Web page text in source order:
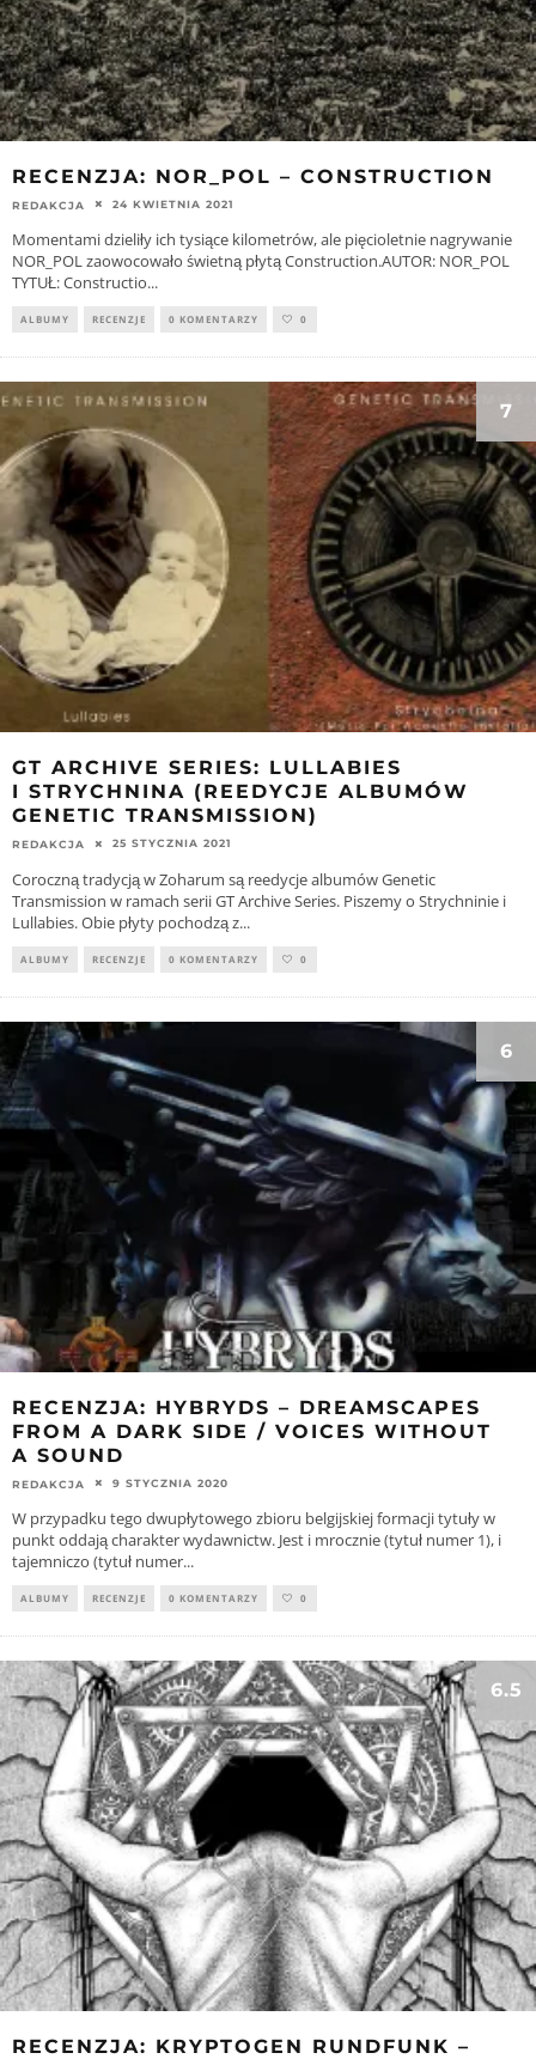
RECENZJA: NOR_POL – CONSTRUCTION
REDAKCJA 24 KWIETNIA 2021
Momentami dzieliły ich tysiące kilometrów, ale pięcioletnie nagrywanie
NOR_POL zaowocowało świetną płytą Construction.AUTOR: NOR_POL
TYTUŁ: Constructio...
ALBUMY RECENZJE 0 KOMENTARZY 0
7
GT ARCHIVE SERIES: LULLABIES
I STRYCHNINA (REEDYCJE ALBUMÓW
GENETIC TRANSMISSION)
REDAKCJA 25 STYCZNIA 2021
Coroczną tradycją w Zoharum są reedycje albumów Genetic
Transmission w ramach serii GT Archive Series. Piszemy o Strychninie i
Lullabies. Obie płyty pochodzą z...
ALBUMY RECENZJE 0 KOMENTARZY 0
6
RECENZJA: HYBRYDS – DREAMSCAPES
FROM A DARK SIDE / VOICES WITHOUT
A SOUND
REDAKCJA 9 STYCZNIA 2020
W przypadku tego dwupłytowego zbioru belgijskiej formacji tytuły w
punkt oddają charakter wydawnictw. Jest i mrocznie (tytuł numer 1), i
tajemniczo (tytuł numer...
ALBUMY RECENZJE 0 KOMENTARZY 0
6.5
RECENZJA: KRYPTOGEN RUNDFUNK –